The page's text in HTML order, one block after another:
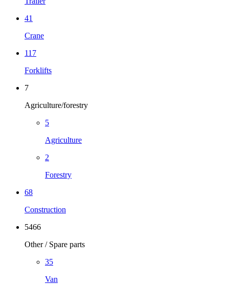
41
Crane
117
Forklifts
7
Agriculture/forestry
5
Agriculture
2
Forestry
68
Construction
5466
Other / Spare parts
35
Van